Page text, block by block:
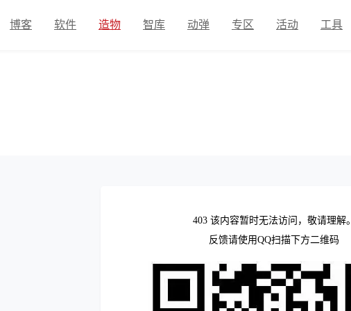
博客 软件 造物 智库 动弹 专区 活动 工具
403 该内容暂时无法访问，敬请理解。
反馈请使用QQ扫描下方二维码